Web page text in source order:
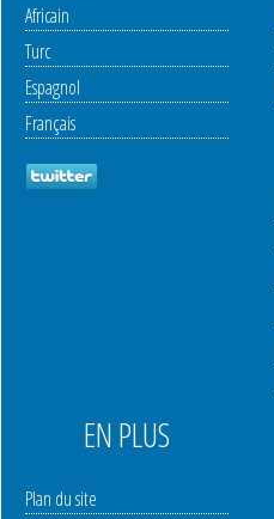
Africain
Turc
Espagnol
Français
EN PLUS
Plan du site